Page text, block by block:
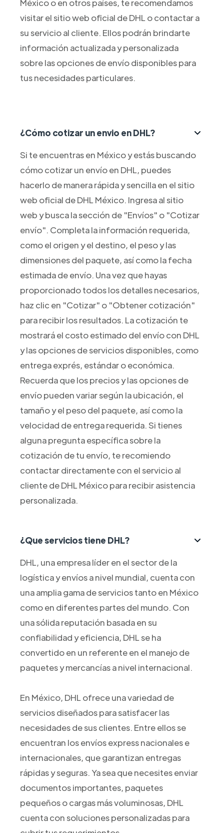
México o en otros países, te recomendamos
visitar el sitio web oficial de DHL o contactar a
su servicio al cliente. Ellos podrán brindarte
información actualizada y personalizada
sobre las opciones de envío disponibles para
tus necesidades particulares.
¿Cómo cotizar un envio en DHL?
Si te encuentras en México y estás buscando
cómo cotizar un envío en DHL, puedes
hacerlo de manera rápida y sencilla en el sitio
web oficial de DHL México. Ingresa al sitio
web y busca la sección de "Envíos" o "Cotizar
envío". Completa la información requerida,
como el origen y el destino, el peso y las
dimensiones del paquete, así como la fecha
estimada de envío. Una vez que hayas
proporcionado todos los detalles necesarios,
haz clic en "Cotizar" o "Obtener cotización"
para recibir los resultados. La cotización te
mostrará el costo estimado del envío con DHL
y las opciones de servicios disponibles, como
entrega exprés, estándar o económica.
Recuerda que los precios y las opciones de
envío pueden variar según la ubicación, el
tamaño y el peso del paquete, así como la
velocidad de entrega requerida. Si tienes
alguna pregunta específica sobre la
cotización de tu envío, te recomiendo
contactar directamente con el servicio al
cliente de DHL México para recibir asistencia
personalizada.
¿Que servicios tiene DHL?
DHL, una empresa líder en el sector de la
logística y envíos a nivel mundial, cuenta con
una amplia gama de servicios tanto en México
como en diferentes partes del mundo. Con
una sólida reputación basada en su
confiabilidad y eficiencia, DHL se ha
convertido en un referente en el manejo de
paquetes y mercancías a nivel internacional.
En México, DHL ofrece una variedad de
servicios diseñados para satisfacer las
necesidades de sus clientes. Entre ellos se
encuentran los envíos express nacionales e
internacionales, que garantizan entregas
rápidas y seguras. Ya sea que necesites enviar
documentos importantes, paquetes
pequeños o cargas más voluminosas, DHL
cuenta con soluciones personalizadas para